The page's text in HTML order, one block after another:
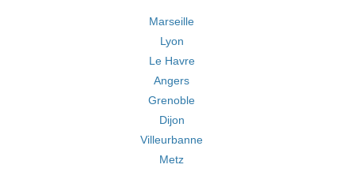
Marseille
Lyon
Le Havre
Angers
Grenoble
Dijon
Villeurbanne
Metz